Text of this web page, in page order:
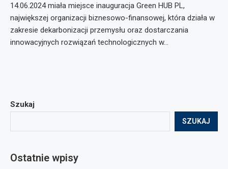
14.06.2024 miała miejsce inauguracja Green HUB PL,
największej organizacji biznesowo-finansowej, która działa w
zakresie dekarbonizacji przemysłu oraz dostarczania
innowacyjnych rozwiązań technologicznych w…
Szukaj
SZUKAJ
Ostatnie wpisy